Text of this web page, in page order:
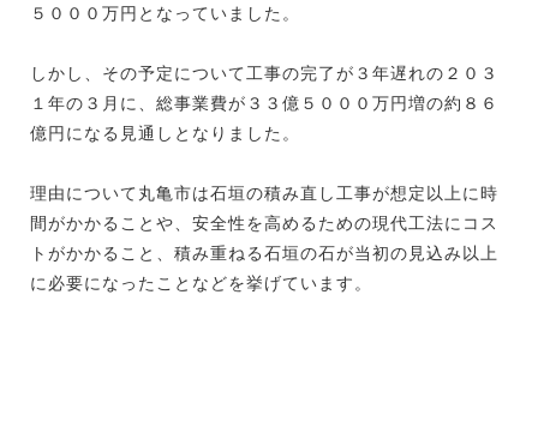
５０００万円となっていました。
しかし、その予定について工事の完了が３年遅れの２０３
１年の３月に、総事業費が３３億５０００万円増の約８６
億円になる見通しとなりました。
理由について丸亀市は石垣の積み直し工事が想定以上に時
間がかかることや、安全性を高めるための現代工法にコス
トがかかること、積み重ねる石垣の石が当初の見込み以上
に必要になったことなどを挙げています。